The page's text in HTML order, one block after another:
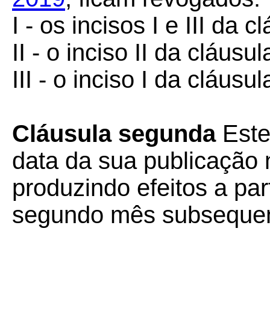
I - os incisos I e III da
II - o inciso II da
III - o inciso I da
Cláusula segunda
data da sua publicação
produzindo efeitos a
segundo mês